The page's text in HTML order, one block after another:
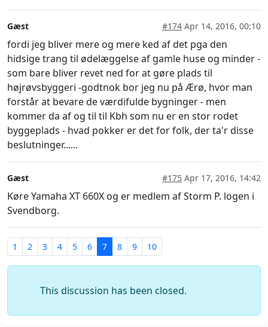
Gæst #174 Apr 14, 2016, 00:10
fordi jeg bliver mere og mere ked af det pga den
hidsige trang til ødelæggelse af gamle huse og minder -
som bare bliver revet ned for at gøre plads til
højrøvsbyggeri -godtnok bor jeg nu på Ærø, hvor man
forstår at bevare de værdifulde bygninger - men
kommer da af og til til Kbh som nu er en stor rodet
byggeplads - hvad pokker er det for folk, der ta'r disse
beslutninger......
Gæst #175 Apr 17, 2016, 14:42
Køre Yamaha XT 660X og er medlem af Storm P. logen i
Svendborg.
1 2 3 4 5 6 7 8 9 10
This discussion has been closed.